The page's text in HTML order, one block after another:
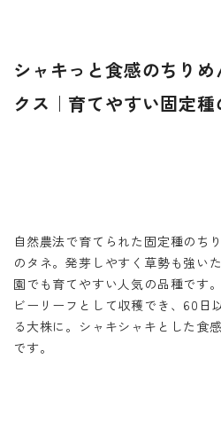
シャキっと食感のちり
クス｜育てやすい固定種
自然農法で育てられた固定種のち
のタネ。発芽しやすく草勢も強い
園でも育てやすい人気の品種です
ビーリーフとして収穫でき、60日
る大株に。シャキシャキとした食
です。